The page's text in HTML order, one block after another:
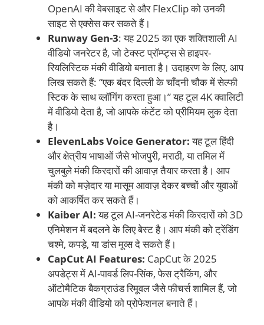
OpenAI की वेबसाइट से और FlexClip को उनकी
साइट से एक्सेस कर सकते हैं।
Runway Gen-3: यह 2025 का एक शक्तिशाली AI
वीडियो जनरेटर है, जो टेक्स्ट प्रॉम्प्ट्स से हाइपर-
रियलिस्टिक मंकी वीडियो बनाता है। उदाहरण के लिए, आप
लिख सकते हैं: “एक बंदर दिल्ली के चाँदनी चौक में सेल्फी
स्टिक के साथ व्लॉगिंग करता हुआ।” यह टूल 4K क्वालिटी
में वीडियो देता है, जो आपके कंटेंट को प्रीमियम लुक देता
है।
ElevenLabs Voice Generator:यह टूल हिंदी
और क्षेत्रीय भाषाओं जैसे भोजपुरी, मराठी, या तमिल में
चुलबुले मंकी किरदारों की आवाज़ तैयार करता है। आप
मंकी को मज़ेदार या मासूम आवाज़ देकर बच्चों और युवाओं
को आकर्षित कर सकते हैं।
Kaiber AI:यह टूल AI-जनरेटेड मंकी किरदारों को 3D
एनिमेशन में बदलने के लिए बेस्ट है। आप मंकी को ट्रेंडिंग
चश्मे, कपड़े, या डांस मूव्स दे सकते हैं।
CapCut AI Features: CapCut के 2025
अपडेट्स में AI-पावर्ड लिप-सिंक, फेस ट्रैकिंग, और
ऑटोमैटिक बैकग्राउंड रिमूवल जैसे फीचर्स शामिल हैं, जो
आपके मंकी वीडियो को प्रोफेशनल बनाते हैं।